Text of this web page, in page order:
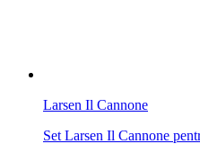
Larsen Il Cannone
Set Larsen Il Cannone